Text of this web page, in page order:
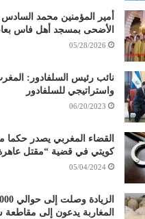
أمير المؤمنين محمد
الأضحى بمسجد أهل فاس
05/28/2026
نائب رئيس السلفادور:
واستراتيجي للسلفادور
06/20/2023
القضاء المغربي يصدر حكما
كويتي في قضية “مقتل
05/04/2024
المغاربة يدعون إلى